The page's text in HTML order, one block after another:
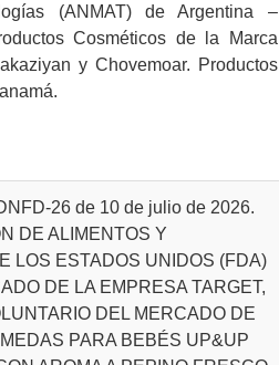
(ANMAT) de Argentina –
Cosméticos de la Marca
y Chovemoar. Productos
26 de 10 de julio de 2026.
DE ALIMENTOS Y
LOS ESTADOS UNIDOS (FDA)
DE LA EMPRESA TARGET,
DEL MERCADO DE
PARA BEBÉS UP&UP